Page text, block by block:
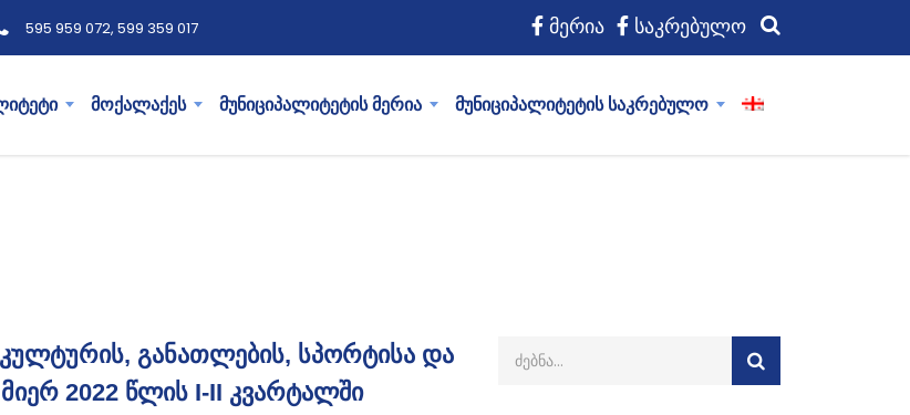
595 959 072, 599 359 017 მერია საკრებულო
მოქალაქეს მუნიციპალიტეტის მერია მუნიციპალიტეტის საკრებულო
განათლების, სპორტისა და
2022 წლის I-II კვარტალში